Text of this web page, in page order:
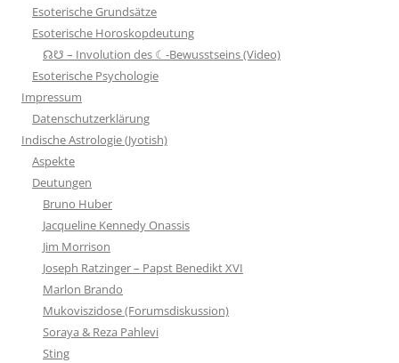
Esoterische Grundsätze
Esoterische Horoskopdeutung
☊☋ – Involution des ☾-Bewusstseins (Video)
Esoterische Psychologie
Impressum
Datenschutzerklärung
Indische Astrologie (Jyotish)
Aspekte
Deutungen
Bruno Huber
Jacqueline Kennedy Onassis
Jim Morrison
Joseph Ratzinger – Papst Benedikt XVI
Marlon Brando
Mukoviszidose (Forumsdiskussion)
Soraya & Reza Pahlevi
Sting